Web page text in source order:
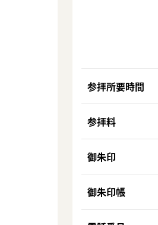
参拝所要時間
参拝料
御朱印
御朱印帳